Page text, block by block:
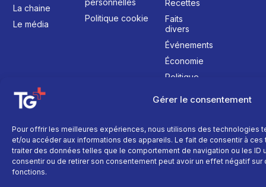
Gérer le consentement
Pour offrir les meilleures expériences, nous utilisons des technologies
et/ou accéder aux informations des appareils. Le fait de consentir à
traiter des données telles que le comportement de navigation ou les ID
consentir ou de retirer son consentement peut avoir un effet négatif
fonctions.
La chaine
Le média
Politique cookie
Recettes
Faits
divers
Événements
Économie
Politique